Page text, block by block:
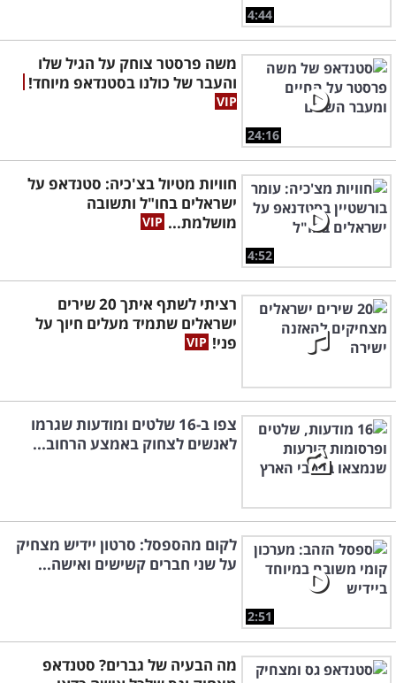
4:44
24:16
משה פרסטר צוחק על הגיל שלו
והעבר של כולנו בסטנדאפ מיוחד!
4:52
חוויות מטיול בצ'כיה: סטנדאפ על
ישראלים בחו"ל ותשובה
מושלמת...
רציתי לשתף איתך 20 שירים
ישראלים שתמיד מעלים חיוך על
פני!
צפו ב-16 שלטים ומודעות שגרמו
לאנשים לצחוק באמצע הרחוב...
2:51
לקום מהספסל: סרטון יידיש מצחיק
על שני חברים קשישים ואישה...
מה הבעיה של גברים? סטנדאפ